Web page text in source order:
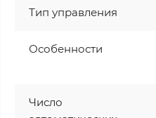
Тип управления
Особенности
Число